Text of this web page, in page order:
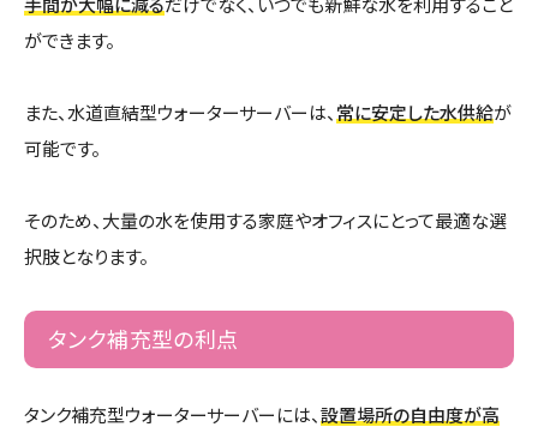
手間が大幅に減るだけでなく、いつでも新鮮な水を利用すること
ができます。
また、水道直結型ウォーターサーバーは、 常に安定した水供給が
可能です。
そのため、大量の水を使用する家庭やオフィスにとって最適な選
択肢となります。
タンク補充型の利点
タンク補充型ウォーターサーバーには、 設置場所の自由度が高